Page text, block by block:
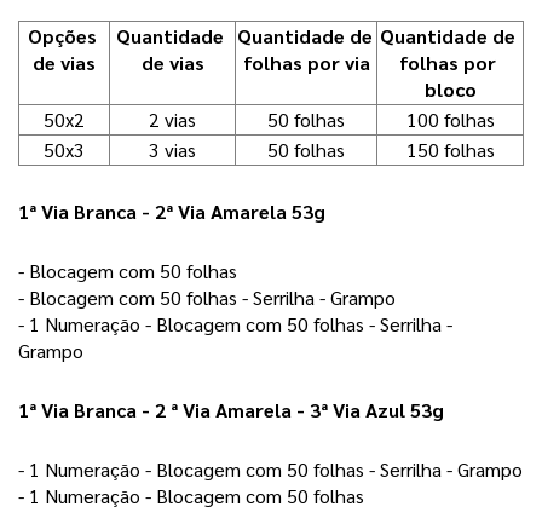
Opções
de vias
Quantidade
de vias
Quantidade de
folhas por via
Quantidade de
folhas por
bloco
50x2
2 vias 50 folhas
100 folhas
50x3
3 vias 50 folhas 150 folhas
1ª Via Branca - 2ª Via Amarela 53g
- Blocagem com 50 folhas
- Blocagem com 50 folhas - Serrilha - Grampo
- 1 Numeração - Blocagem com 50 folhas - Serrilha -
Grampo
1ª Via Branca - 2 ª Via Amarela - 3ª Via Azul 53g
- 1 Numeração - Blocagem com 50 folhas - Serrilha - Grampo
- 1 Numeração - Blocagem com 50 folhas